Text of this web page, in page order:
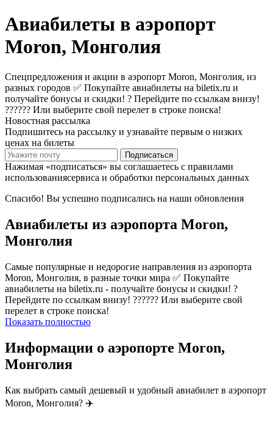
Авиабилеты в аэропорт
Moron, Монголия
Спецпредложения и акции в аэропорт Moron, Монголия, из
разных городов ✅ Покупайте авиабилеты на biletix.ru и
получайте бонусы и скидки! ? Перейдите по ссылкам внизу!
?????? Или выберите свой перелет в строке поиска!
Новостная рассылка
Подпишитесь на рассылку и узнавайте первым о низких
ценах на билеты
Подписаться
Нажимая «подписаться» вы соглашаетесь с правилами
использованиясервиса и обработки персональных данных
Спасибо! Вы успешно подписались на наши обновления
Авиабилеты из аэропорта Moron,
Монголия
Самые популярные и недорогие направления из аэропорта
Moron, Монголия, в разные точки мира ✅ Покупайте
авиабилеты на biletix.ru - получайте бонусы и скидки! ?
Перейдите по ссылкам внизу! ?????? Или выберите свой
перелет в строке поиска!
Показать полностью
Информации о аэропорте Moron,
Монголия
Как выбрать самый дешевый и удобный авиабилет в аэропорт
Moron, Монголия? ✈️